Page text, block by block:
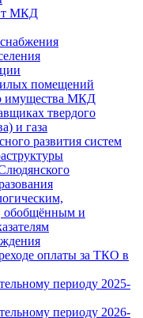
МКД
помещений
имущества МКД
твердого
и газа
развития систем
обобщённым и
оплаты за ТКО в
периоду 2025-
периоду 2026-